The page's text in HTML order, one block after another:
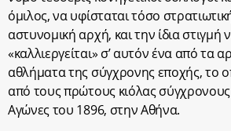
όμιλος, να υφίσταται τόσο
αστυνομική αρχή, και την ίδια στιγμή
«καλλιεργείται» σ’ αυτόν ένα από τα
αθλήματα της σύγχρονης εποχής, το
από τους πρώτους κιόλας
Αγώνες του 1896, στην Αθήνα.